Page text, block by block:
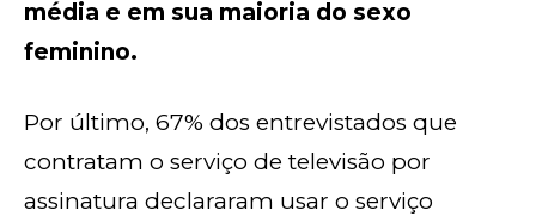
média e em sua maioria do sexo
feminino.
Por último, 67% dos entrevistados que
contratam o serviço de televisão por
assinatura declararam usar o serviço